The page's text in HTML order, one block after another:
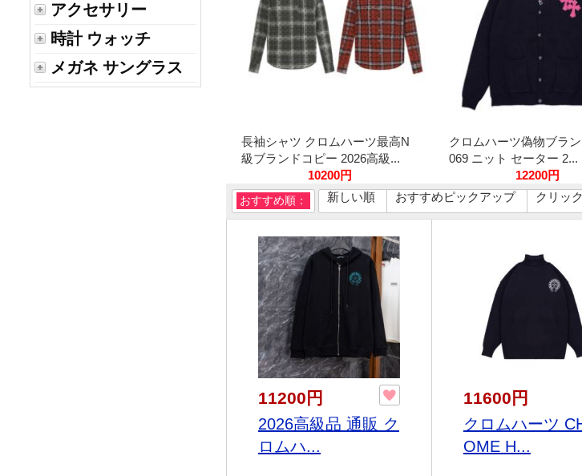
アクセサリー
時計 ウォッチ
メガネ サングラス
長袖シャツ クロムハーツ最高N
級ブランドコピー 2026高級...
10200円
クロムハーツ偽物ブラ
069 ニット セーター 2...
12200円
おすすめ順： 新しい順 おすすめピックアップ クリッ
11200円
2026高級品 通販 ク
ロムハ...
11600円
クロムハーツ
OME H...